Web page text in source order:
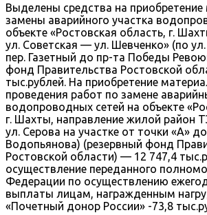
Выделены средства на
замены аварийного участка
объекте «Ростовская область, г.
ул. Советская — ул. Шевченко» (по
пер. Газетный до пр-та Победы
фонд Правительства Ростовской
тыс.рублей. На приобретение
проведения работ по замене
водопроводных сетей на объекте
г. Шахты, направление жилой район
ул. Серова на участке от точки «А»
Водопьянова) (резервный фонд
Ростовской области) — 12 747,4
осуществление переданного
Федерации по осуществлению
выплаты лицам, награжденным
«Почетный донор России» -73,8